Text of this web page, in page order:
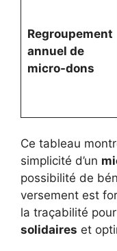
Regroupement
annuel de
micro-dons
Ce tableau
simplicité d’un
possibilité de
versement est
la traçabilité
solidaires et